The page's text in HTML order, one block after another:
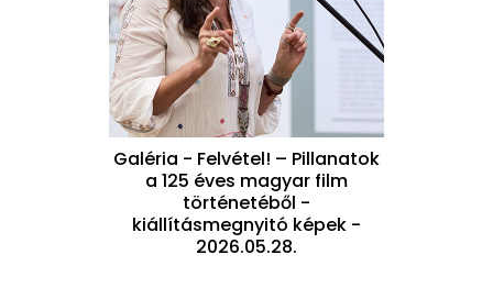
Galéria - Felvétel! – Pillanatok
a 125 éves magyar film
történetéből -
kiállításmegnyitó képek -
2026.05.28.